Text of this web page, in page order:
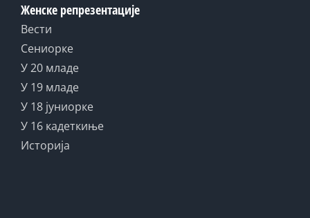
Женске репрезентације
Вести
Сениорке
У 20 младе
У 19 младе
У 18 јуниорке
У 16 кадеткиње
Историја